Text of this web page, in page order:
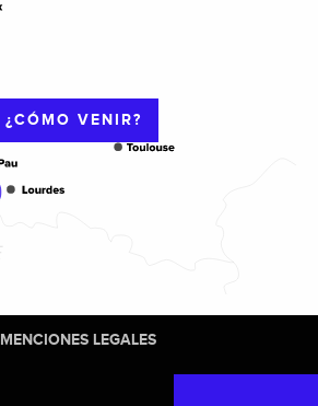
¿CÓMO VENIR?
MENCIONES LEGALES